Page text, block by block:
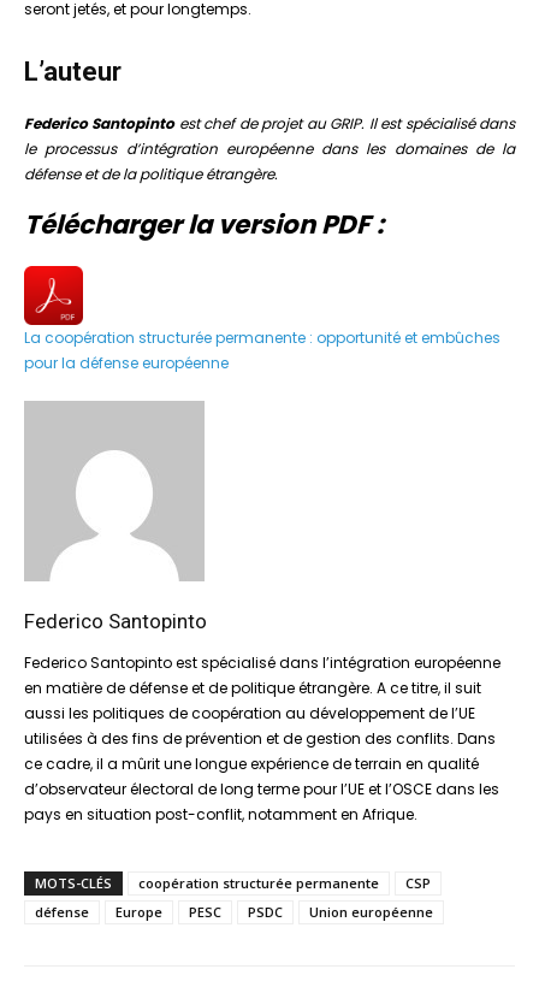
seront jetés, et pour longtemps.
L’auteur
Federico Santopintoest chef de projet au GRIP. Il est spécialisé dans
le processus d’intégration européenne dans les domaines de la
défense et de la politique étrangère.
Télécharger la version PDF :
La coopération structurée permanente : opportunité et embûches
pour la défense européenne
Federico Santopinto
Federico Santopinto est spécialisé dans l’intégration européenne
en matière de défense et de politique étrangère. A ce titre, il suit
aussi les politiques de coopération au développement de l’UE
utilisées à des fins de prévention et de gestion des conflits. Dans
ce cadre, il a mûrit une longue expérience de terrain en qualité
d’observateur électoral de long terme pour l’UE et l’OSCE dans les
pays en situation post-conflit, notamment en Afrique.
MOTS-CLÉS coopération structurée permanente
CSP
défense
Europe PESC PSDC Union européenne